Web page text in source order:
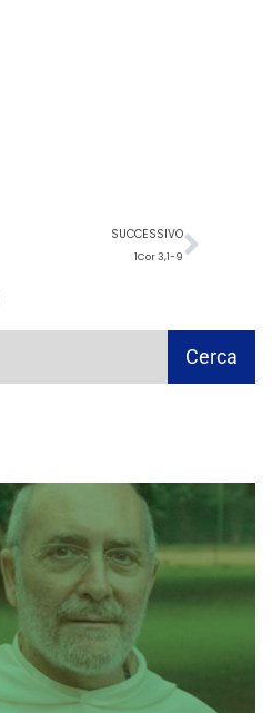
SUCCESSIVO
1Cor 3,1-9
Cerca